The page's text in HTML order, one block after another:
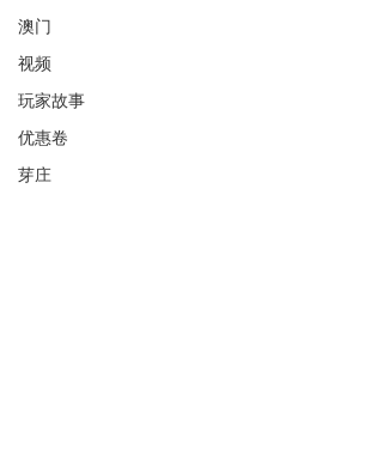
澳门
视频
玩家故事
优惠卷
芽庄